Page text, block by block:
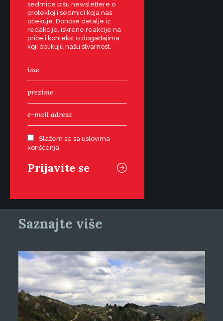
sedmice pišu newslettere o
protekloj i sedmici koja nas
očekuje. Donose detalje iz
redakcije, iskrene reakcije na
priče i kontekst o događajima
koji oblikuju našu stvarnost.
Slažem se sa uslovima
korišćenja
Saznajte više